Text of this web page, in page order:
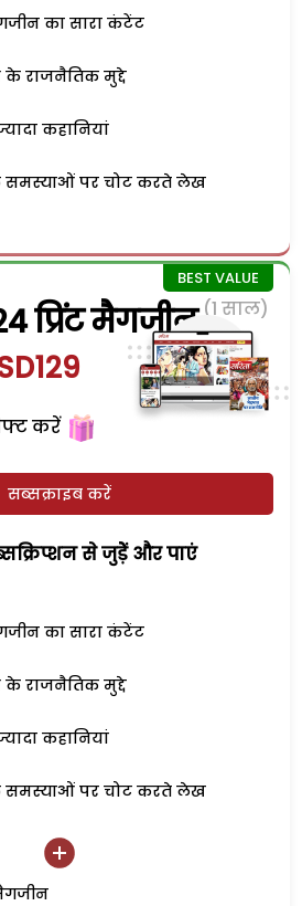
का सारा कंटेंट
राजनैतिक मुद्दे
कहानियां
समस्याओं पर चोट करते लेख
प्रिंट मैगजीन (1 साल)
करें
सब्सक्राइब करें
से जुड़ेें और पाएं
का सारा कंटेंट
राजनैतिक मुद्दे
कहानियां
समस्याओं पर चोट करते लेख